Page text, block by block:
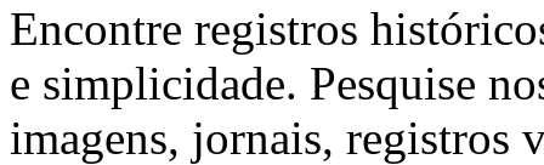
Encontre registros
e simplicidade. Pesquise
imagens, jornais, registros